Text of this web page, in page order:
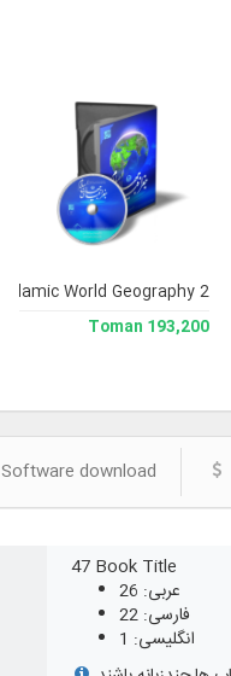
Jami`
Islamic World Geography 2
193,200 Toman
Software download
47 Book Title
عربی: 26
فارسی: 22
انگلیسی: 1